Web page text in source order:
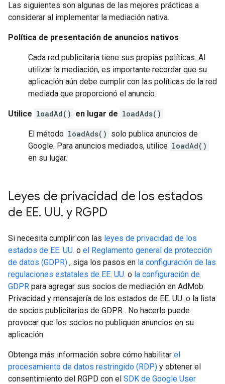
Las siguientes son algunas de las mejores prácticas a
considerar al implementar la mediación nativa.
Política de presentación de anuncios nativos
Cada red publicitaria tiene sus propias políticas. Al
utilizar la mediación, es importante recordar que su
aplicación aún debe cumplir con las políticas de la red
mediada que proporcionó el anuncio.
Utilice loadAd() en lugar de loadAds()
El método loadAds() solo publica anuncios de
Google. Para anuncios mediados, utilice loadAd()
en su lugar.
Leyes de privacidad de los estados
de EE. UU. y RGPD
Si necesita cumplir con las leyes de privacidad de los
estados de EE. UU. o el Reglamento general de protección
de datos (GDPR) , siga los pasos en la configuración de las
regulaciones estatales de EE. UU. o la configuración de
GDPR para agregar sus socios de mediación en AdMob
Privacidad y mensajería de los estados de EE. UU. o la lista
de socios publicitarios de GDPR . No hacerlo puede
provocar que los socios no publiquen anuncios en su
aplicación.
Obtenga más información sobre cómo habilitar el
procesamiento de datos restringido (RDP) y obtener el
consentimiento del RGPD con el SDK de Google User